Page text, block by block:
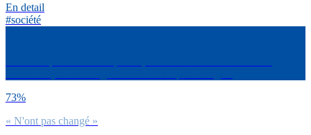
En detail
#société
73%
« N'ont pas changé »